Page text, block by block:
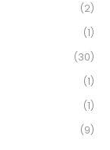
(2)
(1)
(30)
(1)
(1)
(9)